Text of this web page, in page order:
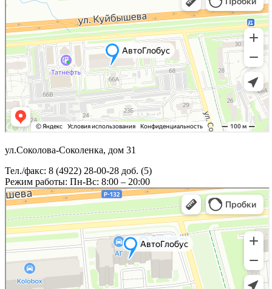
ул.Соколова-Соколенка, дом 31
Тел./факс: 8 (4922) 28-00-28 доб. (5)
Режим работы: Пн-Вс: 8:00 – 20:00